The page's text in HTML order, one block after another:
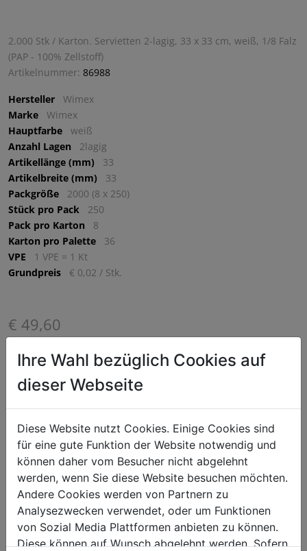
2.000 Stk / Karton. Servietten 2-lagig, 33 x 33 cm, weiß, 1/8 Falz
(PAP - 100% Zellstoff)
Artikelnummer: 86988
Hersteller
Wimex
Marke
Wimex
Hauptfarbe
weiß
Anzahl Lagen
2lagig
Artikellänge (mm)
33
Artikelbreite (mm)
33
Packgröße
2000 (8 x 250)
Stück pro Pack
250
Pack pro Karton
8
Karton pro Palette
36
VPE
1 VPE = 1 Kt
Grundpreis
€ 0,02 / Stk.
€ 49,60
Lieferzeit: 5-7 Werktage
^
IN DEN WARENKORB
Staffelpreise
Anzahl
Preis je VPE (netto)
ab 2 Kt
ab 30 Kt € 38,58
Ihre Wahl bezüglich Cookies auf
dieser Webseite
Diese Website nutzt Cookies. Einige Cookies sind
für eine gute Funktion der Website notwendig und
können daher vom Besucher nicht abgelehnt
werden, wenn Sie diese Website besuchen möchten.
Andere Cookies werden von Partnern zu
Analysezwecken verwendet, oder um Funktionen
von Sozial Media Plattformen anbieten zu können.
Diese können auf Wunsch abgelehnt werden. Sofern